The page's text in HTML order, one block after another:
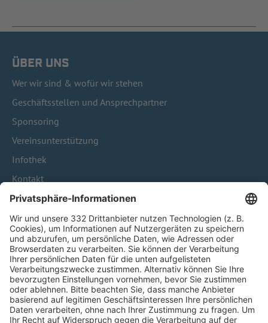
ÜBER UNS
Wer wir sind & wofür wir stehen
Geschäftsstellen und Ansprechpartner
Sponsoring
Vereinsunterstützung
Infothek
Kontakt
HÄUFIG BESUCHTE SEITEN
Pässe und Vereinswechsel
Trainerausbildung
Schulungsangebot Vereinsmitarbeiter
BFV-Geschäftsstellen
Trainerbörse